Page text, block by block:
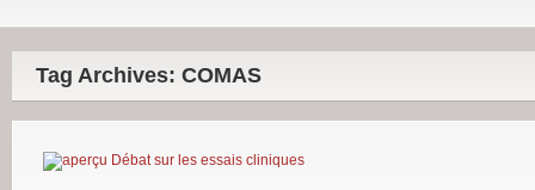
Tag Archives: COMAS
Débat sur les essais cliniques